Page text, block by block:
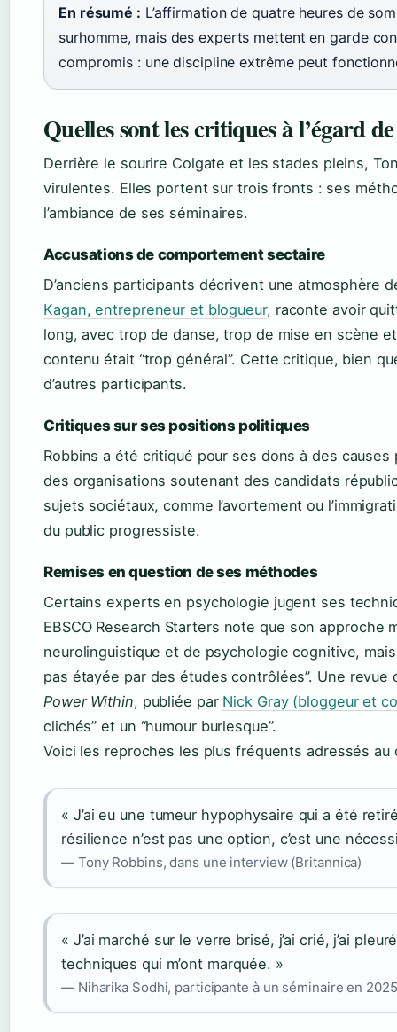
En résumé : L’affirmation de quatre heures de
surhomme, mais des experts mettent en garde
compromis : une discipline extrême peut
Quelles sont les critiques à l’égard
Derrière le sourire Colgate et les stades pleins,
virulentes. Elles portent sur trois fronts : ses
l’ambiance de ses séminaires.
Accusations de comportement sectaire
D’anciens participants décrivent une atmosphère
Kagan, entrepreneur et blogueur, raconte avoir
long, avec trop de danse, trop de mise en scène
contenu était “trop général”. Cette critique, bien
d’autres participants.
Critiques sur ses positions politiques
Robbins a été critiqué pour ses dons à des
des organisations soutenant des candidats
sujets sociétaux, comme l’avortement ou
du public progressiste.
Remises en question de ses méthodes
Certains experts en psychologie jugent ses
EBSCO Research Starters note que son
neurolinguistique et de psychologie cognitive,
pas étayée par des études contrôlées”. Une
Power Within, publiée par Nick Gray (bloggeur et
clichés” et un “humour burlesque”.
Voici les reproches les plus fréquents adressés au
« J’ai eu une tumeur hypophysaire qui a été
résilience n’est pas une option, c’est une
— Tony Robbins, dans une interview (Britannica)
« J’ai marché sur le verre brisé, j’ai crié, j’ai
techniques qui m’ont marquée. »
— Niharika Sodhi, participante à un séminaire en